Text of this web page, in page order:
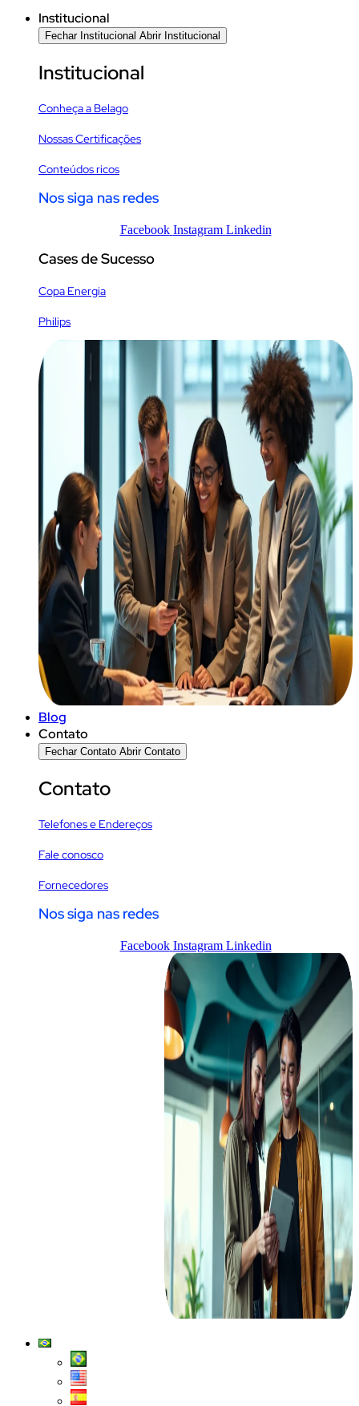
Institucional
Fechar Institucional Abrir Institucional
Institucional
Conheça a Belago
Nossas Certificações
Conteúdos ricos
Nos siga nas redes
Facebook Instagram Linkedin
Cases de Sucesso
Copa Energia
Philips
Blog
Contato
Fechar Contato Abrir Contato
Contato
Telefones e Endereços
Fale conosco
Fornecedores
Nos siga nas redes
Facebook Instagram Linkedin